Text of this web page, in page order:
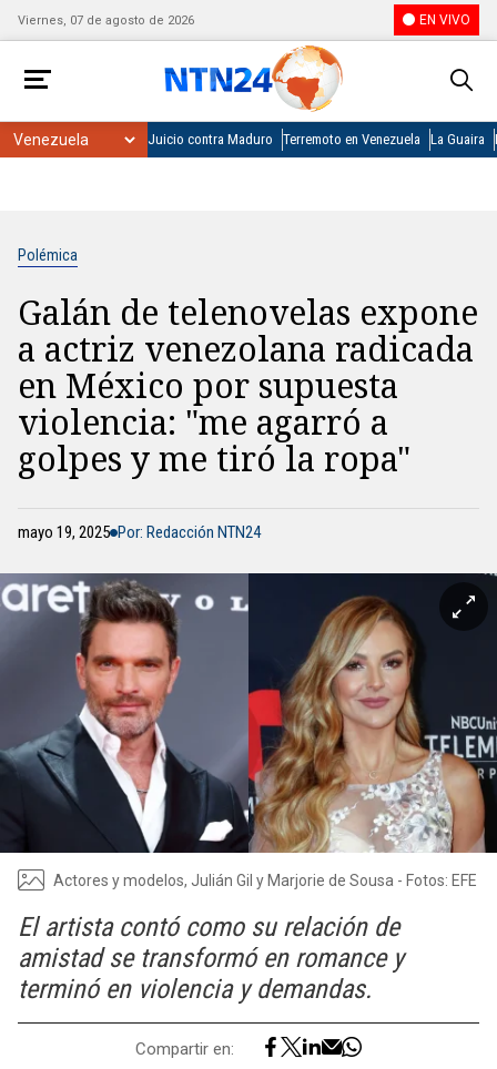
Viernes, 07 de agosto de 2026 EN VIVO
Juicio contra Maduro Terremoto en Venezuela La Guaira
Polémica
Galán de telenovelas expone
a actriz venezolana radicada
en México por supuesta
violencia: "me agarró a
golpes y me tiró la ropa"
mayo 19, 2025 Por: Redacción NTN24
Actores y modelos, Julián Gil y Marjorie de Sousa - Fotos: EFE
El artista contó como su relación de
amistad se transformó en romance y
terminó en violencia y demandas.
Compartir en: